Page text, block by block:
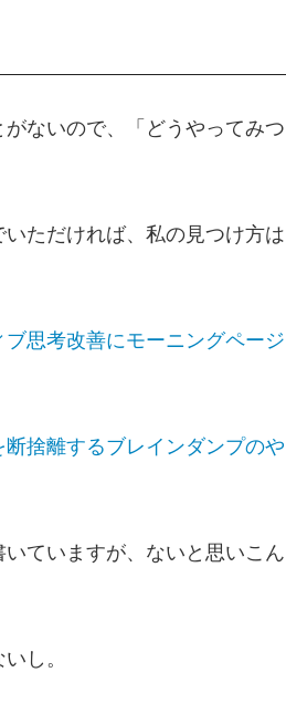
ないので、「どうやってみつ
ただければ、私の見つけ方は
ブ思考改善にモーニングページ
捨離するブレインダンプのや
ていますが、ないと思いこん
し。